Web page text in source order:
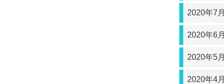
2020年7月
2020年6月
2020年5月
2020年4月